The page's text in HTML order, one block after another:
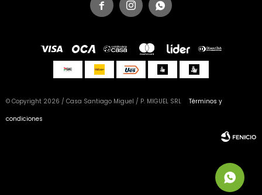
  
© Copyright 2026 / Casa Santiago Miguel / P. MIGUEL SRL
Términos y
condiciones